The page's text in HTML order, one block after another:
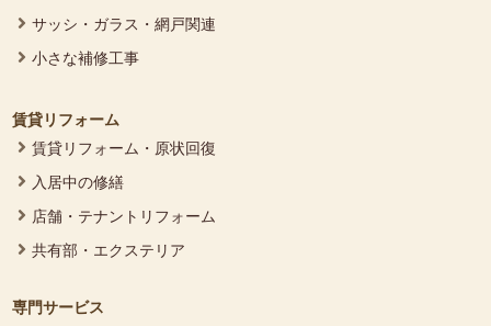
サッシ・ガラス・網戸関連
小さな補修工事
賃貸リフォーム
賃貸リフォーム・原状回復
入居中の修繕
店舗・テナントリフォーム
共有部・エクステリア
専門サービス